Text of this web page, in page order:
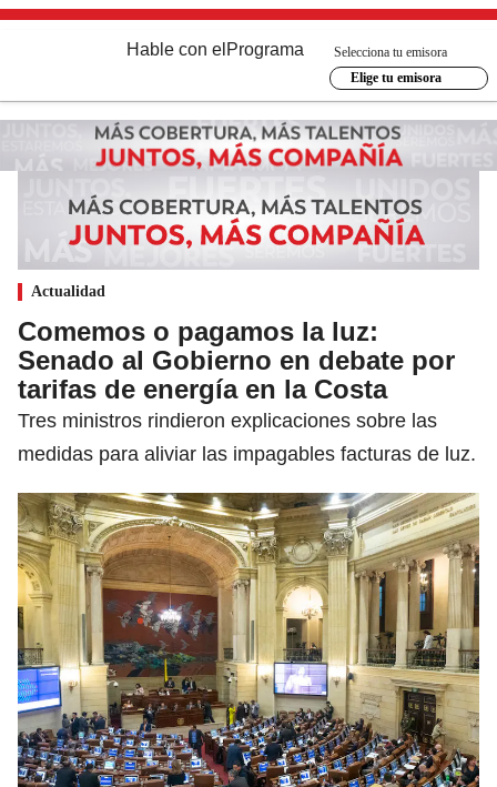
Hable con el Programa
Selecciona tu emisora
Elige tu emisora
Actualidad
Comemos o pagamos la luz:
Senado al Gobierno en debate por
tarifas de energía en la Costa
Tres ministros rindieron explicaciones sobre las
medidas para aliviar las impagables facturas de luz.